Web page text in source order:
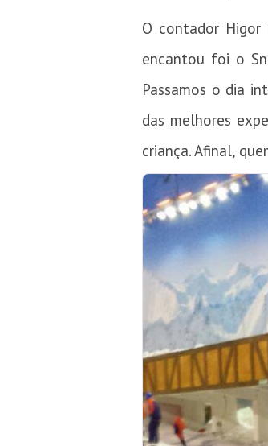
O contador Higor
encantou foi o
Passamos o dia
das melhores
criança. Afinal,